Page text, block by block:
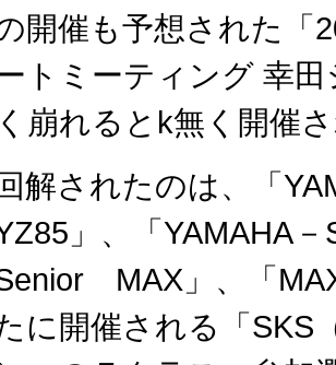
開催も予想された「
トミーティング 幸
崩れるとk無く開催
解されたのは、「
YZ85」、「YAMAHA
Senior MAX」、「
に開催される「